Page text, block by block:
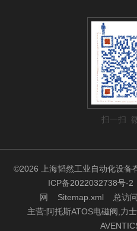
扫一扫
©2026 上海韬然工业自动化设
ICP备2022032738号-2
网
Sitemap.xml 总访
主营:阿托斯ATOS电磁阀,力